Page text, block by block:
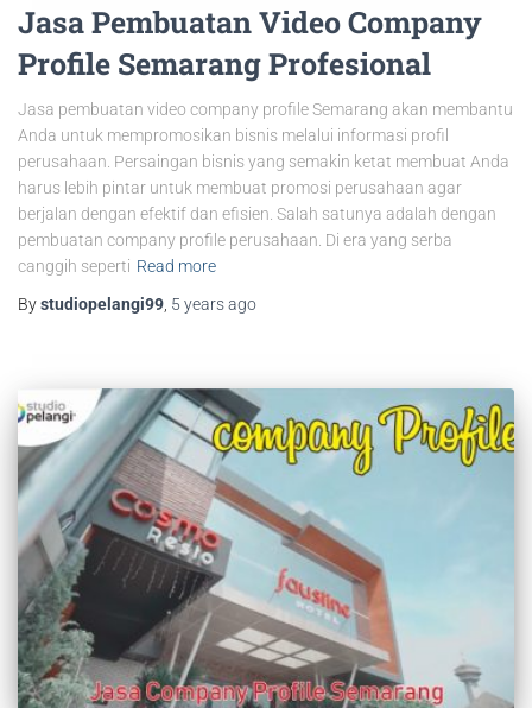
Jasa Pembuatan Video Company
Profile Semarang Profesional
Jasa pembuatan video company profile Semarang akan membantu
Anda untuk mempromosikan bisnis melalui informasi profil
perusahaan. Persaingan bisnis yang semakin ketat membuat Anda
harus lebih pintar untuk membuat promosi perusahaan agar
berjalan dengan efektif dan efisien. Salah satunya adalah dengan
pembuatan company profile perusahaan. Di era yang serba
canggih seperti Read more
Bystudiopelangi99 5 yearsago